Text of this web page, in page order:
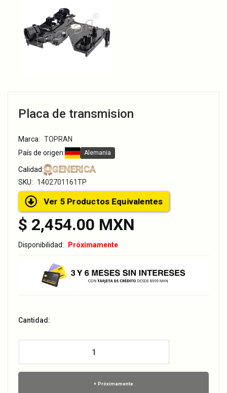
Placa de transmision
Marca: TOPRAN
País de origen:
Alemania
Calidad: GENERICA
SKU: 1402701161TP
Ver 5 Productos Equivalentes
$ 2,454.00 MXN
Disponibilidad: Próximamente
Cantidad:
Próximamente